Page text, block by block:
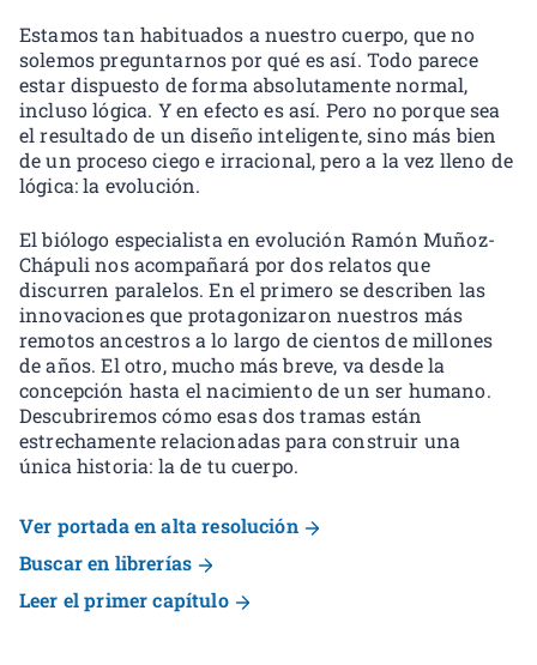
Estamos tan habituados a nuestro cuerpo, que no
solemos preguntarnos por qué es así. Todo parece
estar dispuesto de forma absolutamente normal,
incluso lógica. Y en efecto es así. Pero no porque sea
el resultado de un diseño inteligente, sino más bien
de un proceso ciego e irracional, pero a la vez lleno de
lógica: la evolución.
El biólogo especialista en evolución Ramón Muñoz-
Chápuli nos acompañará por dos relatos que
discurren paralelos. En el primero se describen las
innovaciones que protagonizaron nuestros más
remotos ancestros a lo largo de cientos de millones
de años. El otro, mucho más breve, va desde la
concepción hasta el nacimiento de un ser humano.
Descubriremos cómo esas dos tramas están
estrechamente relacionadas para construir una
única historia: la de tu cuerpo.
Ver portada en alta resolución
Buscar en librerías
Leer el primer capítulo